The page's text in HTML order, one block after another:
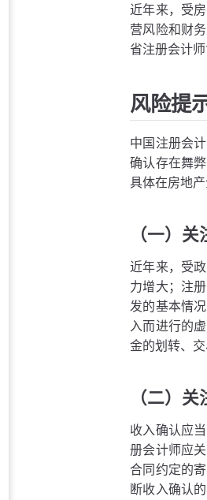
近年来，受
营风险和财
省注册会计
风险提
中国注册会
确认存在舞
具体在房地
（一）
近年来，受
力增大；注
发的基本情
入而进行的
金的划转、
（二）
收入确认应
册会计师应
合同约定的
断收入确认